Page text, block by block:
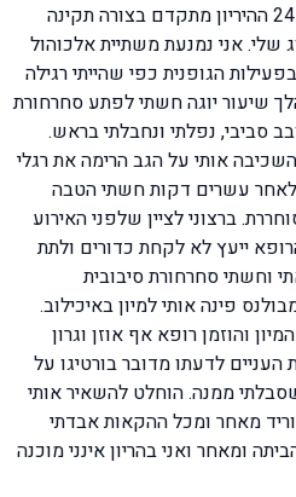
"שמי ד. ש. ואני בהריון בשבוע 24 ההיריון מתקדם בצורה תקינה
שלי. אני נמנעת משתיית אלכוהול
הגופנית כפי שהייתי רגילה
שיעור יוגה חשתי לפתע סחרחורת
סביבי, נפלתי ונחבלתי בראש.
אותי על הגב הרימה את רגלי
לאחר עשרים דקות חשתי הטבה
ברצוני לציין שלפני האירוע
ייעץ לא לקחת כדורים ולתת
וחשתי סחרחורת סיבובית
פינה אותי למיון באיכילוב.
והוזמן רופא אף אוזן וגרון
לדעתו מדובר בורטיגו על
ממנה. הוחלט להשאיר אותי
מאחר ומכל ההקאות אבדתי
ומאחר ואני בהריון אינני מוכנה